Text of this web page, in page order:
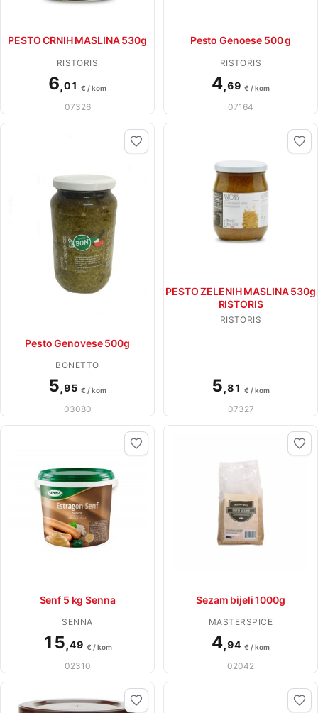
PESTO CRNIH MASLINA 530g
RISTORIS
6,01 € / kom
07326
Pesto Genoese 500 g
RISTORIS
4,69 € / kom
07164
Pesto Genovese 500g
BONETTO
5,95 € / kom
03080
PESTO ZELENIH MASLINA 530g
RISTORIS
RISTORIS
5,81 € / kom
07327
Senf 5 kg Senna
SENNA
15,49 € / kom
02310
Sezam bijeli 1000g
MASTERSPICE
4,94 € / kom
02042